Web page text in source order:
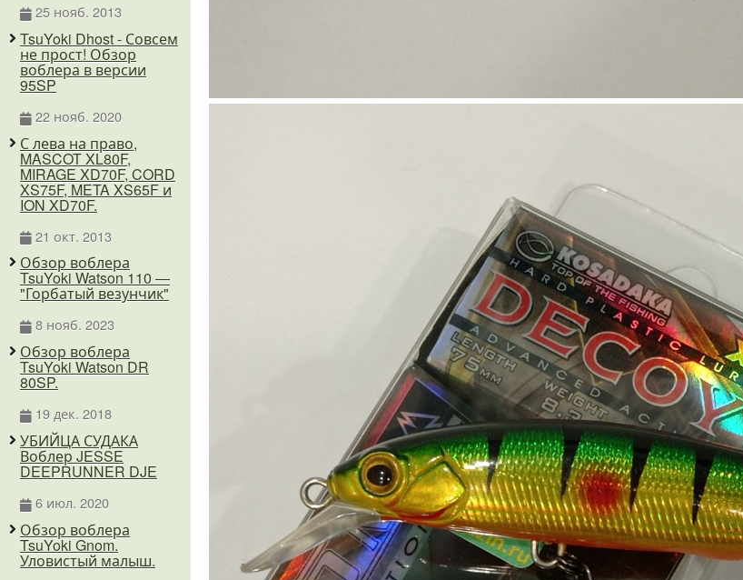
25 нояб. 2013
TsuYoki Dhost - Совсем
не прост! Обзор
воблера в версии
95SP
22 нояб. 2020
С лева на право,
MASCOT XL80F,
MIRAGE XD70F, CORD
XS75F, META XS65F и
ION XD70F.
21 окт. 2013
Обзор воблера
TsuYoki Watson 110 —
"Горбатый везунчик"
8 нояб. 2023
Обзор воблера
TsuYoki Watson DR
80SP.
19 дек. 2018
УБИЙЦА СУДАКА
Воблер JESSE
DEEPRUNNER DJE
6 июл. 2020
Обзор воблера
TsuYoki Gnom.
Уловистый малыш.